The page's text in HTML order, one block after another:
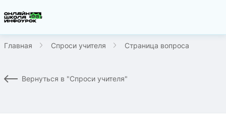
Главная Спроси учителя Страница вопроса
Вернуться в "Спроси учителя"